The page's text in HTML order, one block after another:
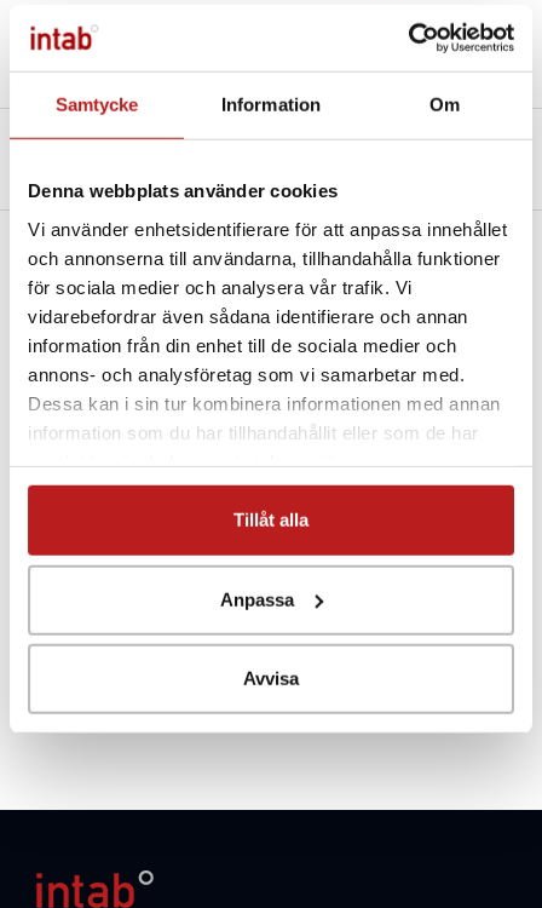
Samtycke Information Om
Denna webbplats använder cookies
Vi använder enhetsidentifierare för att anpassa innehållet
och annonserna till användarna, tillhandahålla funktioner
för sociala medier och analysera vår trafik. Vi
vidarebefordrar även sådana identifierare och annan
information från din enhet till de sociala medier och
annons- och analysföretag som vi samarbetar med.
Dessa kan i sin tur kombinera informationen med annan
information som du har tillhandahållit eller som de har
Tillåt alla
Anpassa
Avvisa
Beskrivning
Filer och Länkar
5-pinskontakt för anslutning av egna PT100- och PT1000-
givare.